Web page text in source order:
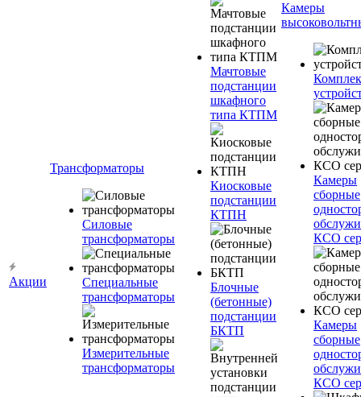
Акции
Трансформаторы
Силовые
трансформаторы
Специальные
трансформаторы
Измерительные
трансформаторы
Мачтовые
подстанции
шкафного
типа КТПМ
Киосковые
подстанции
КТПН
Блочные
(бетонные)
подстанции
БКТП
Камеры
Камеры
сборные
КСО
Камеры
сборные
КСО